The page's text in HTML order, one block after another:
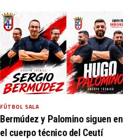
FÚTBOL SALA
Bermúdez y Palomino siguen en
el cuerpo técnico del Ceutí